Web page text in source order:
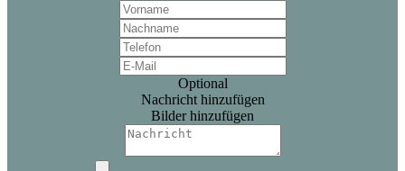
Optional
Nachricht hinzufügen
Bilder hinzufügen